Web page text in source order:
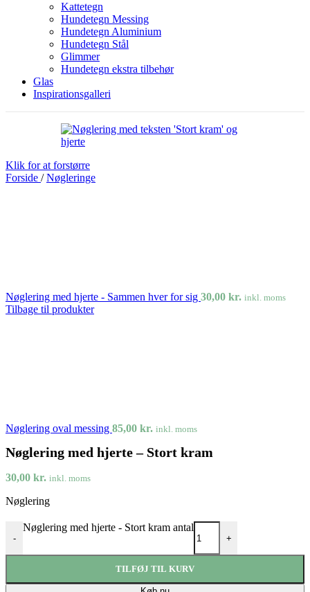
Kattetegn
Hundetegn Messing
Hundetegn Aluminium
Hundetegn Stål
Glimmer
Hundetegn ekstra tilbehør
Glas
Inspirationsgalleri
Klik for at forstørre
Forside / Nøgleringe
Nøglering med hjerte - Sammen hver for sig 30,00 kr. inkl. moms
Tilbage til produkter
Nøglering oval messing 85,00 kr. inkl. moms
Nøglering med hjerte – Stort kram
30,00 kr. inkl. moms
Nøglering
-
Nøglering med hjerte - Stort kram antal
+
TILFØJ TIL KURV